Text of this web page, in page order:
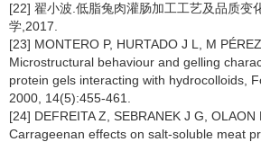
[22] 翟小波.低脂兔肉灌肠加工工艺及品质变
学,2017.
[23] MONTERO P, HURTADO J L, M
Microstructural behaviour and gelling
protein gels interacting with hydrocolloids,
2000, 14(5):455-461.
[24] DEFREITA Z, SEBRANEK J G, OLAON
Carrageenan effects on salt-soluble meat